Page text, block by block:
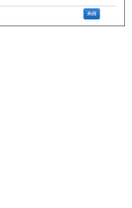
Attacks ( DNS 放大攻擊